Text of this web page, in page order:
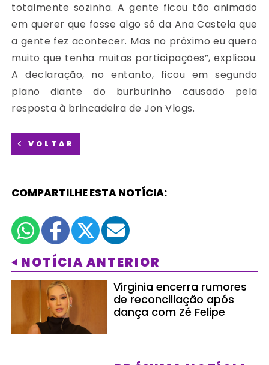
totalmente sozinha. A gente ficou tão animado
em querer que fosse algo só da Ana Castela que
a gente fez acontecer. Mas no próximo eu quero
muito que tenha muitas participações”, explicou.
A declaração, no entanto, ficou em segundo
plano diante do burburinho causado pela
resposta à brincadeira de Jon Vlogs.
VOLTAR
COMPARTILHE ESTA NOTÍCIA:
NOTÍCIA ANTERIOR
Virginia encerra rumores
de reconciliação após
dança com Zé Felipe